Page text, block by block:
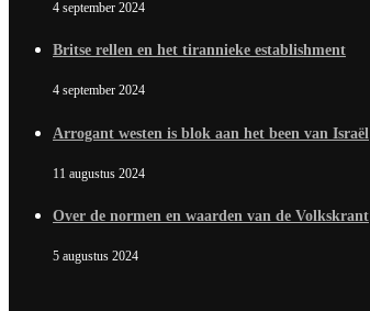
4 september 2024
Britse rellen en het tirannieke establishment
4 september 2024
Arrogant westen is blok aan het been van Israël
11 augustus 2024
Over de normen en waarden van de Volkskrant
5 augustus 2024